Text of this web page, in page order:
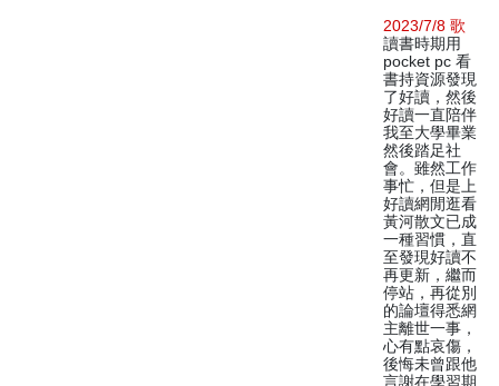
2023/7/8 歌
讀書時期用
pocket pc 看
書持資源發現
了好讀，然後
好讀一直陪伴
我至大學畢業
然後踏足社
會。雖然工作
事忙，但是上
好讀網閒逛看
黃河散文已成
一種習慣，直
至發現好讀不
再更新，繼而
停站，再從別
的論壇得悉網
主離世一事，
心有點哀傷，
後悔未曾跟他
言謝在學習期